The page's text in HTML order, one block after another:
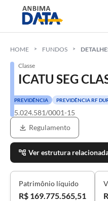
HOME FUNDOS
Classe
ICATU SEG
PREVIDÊNCIA PREVIDÊNCIA RF
05.024.581/0001-15
Regulamento
Ver estrutura
Patrimônio líquido
R$ 169.775.565,51